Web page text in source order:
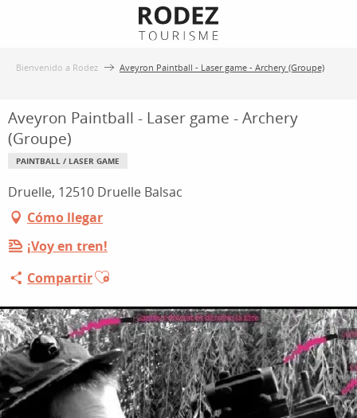
Bienvenido a Rodez Aveyron Paintball - Laser game - Archery (Groupe)
Aveyron Paintball - Laser game - Archery
(Groupe)
PAINTBALL / LASER GAME
Druelle, 12510 Druelle Balsac
Cómo llegar
¡Voy en tren!
CompartirAjouter aux favoris